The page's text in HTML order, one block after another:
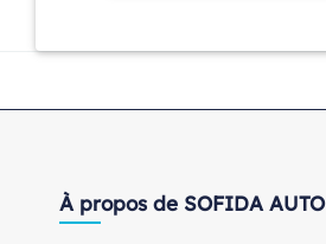
À propos de SOFIDA AUTO